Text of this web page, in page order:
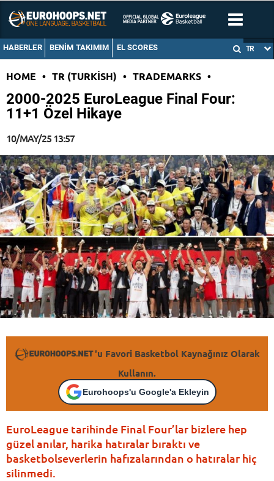
HABERLER BENIM TAKIMIM EL SCORES TR
HOME • TR (TURKISH) • TRADEMARKS •
2000-2025 EuroLeague Final Four:
11+1 Özel Hikaye
10/MAY/25 13:57
'u Favori Basketbol Kaynağınız Olarak
Kullanın.
Eurohoops'u Google'a Ekleyin
EuroLeague tarihinde Final Four’lar bizlere hep
güzel anılar, harika hatıralar bıraktı ve
basketbolseverlerin hafızalarından o hatıralar hiç
silinmedi.